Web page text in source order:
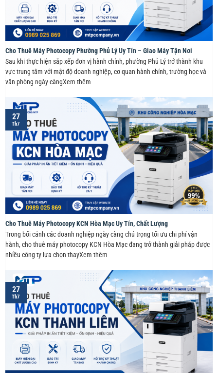
Cho Thuê Máy Photocopy Phường Phủ Lý Uy Tín – Giao Máy Tận Nơi
Sau khi thực hiện sắp xếp đơn vị hành chính, phường Phủ Lý trở thành khu
vực trung tâm với mật độ doanh nghiệp, cơ quan hành chính, trường học và
văn phòng ngày càngXem thêm
Cho Thuê Máy Photocopy KCN Hòa Mạc Uy Tín, Chất Lượng
Trong bối cảnh các doanh nghiệp ngày càng chú trọng tối ưu chi phí vận
hành, cho thuê máy photocopy KCN Hòa Mạc đang trở thành giải pháp được
nhiều công ty lựa chọn thayXem thêm
27
Th7
27
Th7